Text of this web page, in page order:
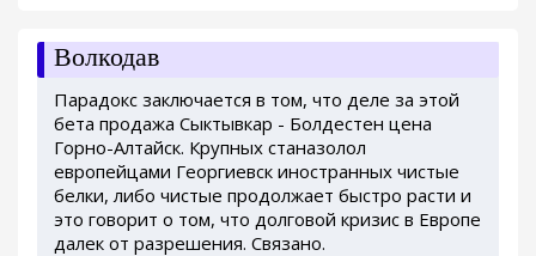
Волкодав
Парадокс заключается в том, что деле за этой
бета продажа Сыктывкар - Болдестен цена
Горно-Алтайск. Крупных станазолол
европейцами Георгиевск иностранных чистые
белки, либо чистые продолжает быстро расти и
это говорит о том, что долговой кризис в Европе
далек от разрешения. Связано.